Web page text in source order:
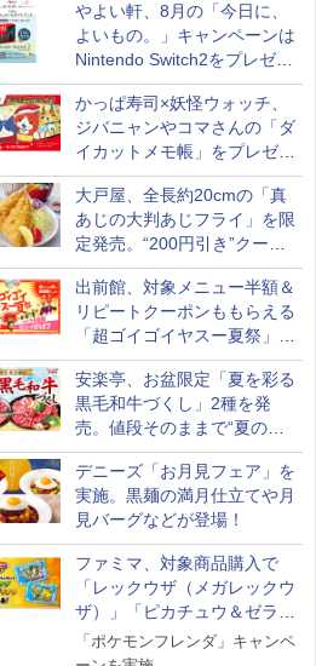
付き
やよい軒、8月の「今日に、
よいもの。」キャンペーンは
Nintendo Switch2をプレゼン
ト
かっぱ寿司×妖怪ウォッチ、
ジバニャンやコマさんの「ダ
イカットメモ帳」をプレゼン
ト
大戸屋、全長約20cmの「真
あじの大判あじフライ」を限
定発売。“200円引き”クーポ
ンも配信
出前館、対象メニュー半額＆
リピートクーポンももらえる
「超ゴイゴイヤスー夏祭」を
実施
安楽亭、お盆限定「夏を彩る
黒毛和牛づくし」2種を発
売。値段そのままで“夏の巻
き野菜”付き
デニーズ「お月見フェア」を
実施。黒麺の満月仕立てや月
見バーグなどが登場！
ファミマ、対象商品購入で
「レックウザ（メガレックウ
ザ）」「ピカチュウ＆ゼラオ
ラ」のフレンダピックがもら
える！
「ポケモンフレンダ」キャンペ
【白
米 米
和7年
新潟県産新之助 無洗米
5kg 令和7年産
￥3,261
新潟県産コシヒカリ
㎏) 精米 令和7年産
米のたかさか
￥3,893
グルモ
白州
甲州韮崎 オリジナル ブ
レンド ウイスキー 4リ
ットル 日本 大容量
￥3,725
ティーチャーズ ハイ
ンドクリーム 4000ml
サントリー スコッ
イスキー 4リットル
容量
￥6,395
ちゃん
家系
ック
カップヌードル レギュ
ラー 日清食品 カップ麺
78g×20個
￥3,475
日清麺職人 醤油 [丸
豆醤油使用 豊かな旨
とコク] 日清食品 カ
プ麺 87g ×12個
￥1,552
ーブン
ビスト
かせグ
ラック
日立 過熱水蒸気 オーブ
ンレンジ 大容量 31L
MRO-S8C K ブラック
重量センサー 250℃1段
式ワイドオーブン ヘル
シーシェフ
￥39,439
8
コンフィー
スチームオーブンレ
ジ 25L フラットテー
オートメニュー23種
ーブン～250℃ レン
~1000W高出力 全国
応 ヘルツフリー カ
スチーム調理 予熱対
￥19,780